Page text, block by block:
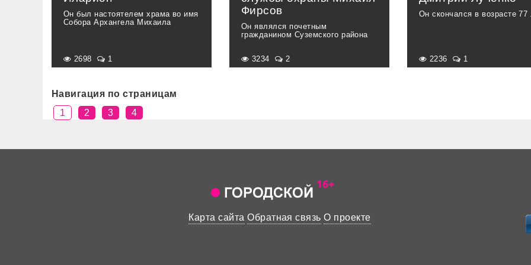
Он был настоятелем храма во имя
Собора Архангела Михаила
2698 1
Фирсов
Он являлся почетным
гражданином Суземского района
3234 2
Он скончался в возрасте 77
2236 1
Навигация по страницам
1
2 3 4
Карта сайта Обратная связь О проекте